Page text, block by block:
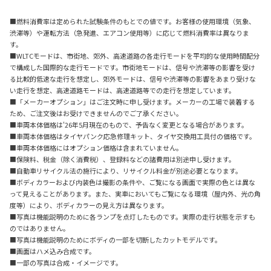
■燃料消費率は定められた試験条件のもとでの値です。お客様の使用環境（気象、
渋滞等）や運転方法（急発進、エアコン使用等）に応じて燃料消費率は異なりま
す。
■WLTCモードは、市街地、郊外、高速道路の各走行モードを平均的な使用時間配分
で構成した国際的な走行モードです。市街地モードは、信号や渋滞等の影響を受け
る比較的低速な走行を想定し、郊外モードは、信号や渋滞等の影響をあまり受けな
い走行を想定、高速道路モードは、高速道路等での走行を想定しています。
■「メーカーオプション」はご注文時に申し受けます。メーカーの工場で装着する
ため、ご注文後はお受けできませんのでご了承ください。
■車両本体価格は'26年5月現在のもので、予告なく変更となる場合があります。
■車両本体価格はタイヤパンク応急修理キット、タイヤ交換用工具付の価格です。
■車両本体価格にはオプション価格は含まれていません。
■保険料、税金（除く消費税）、登録料などの諸費用は別途申し受けます。
■自動車リサイクル法の施行により、リサイクル料金が別途必要となります。
■ボディカラーおよび内装色は撮影の条件や、ご覧になる画面で実際の色とは異な
って見えることがあります。また、実車においてもご覧になる環境（屋内外、光の角
度等）により、ボディカラーの見え方は異なります。
■写真は機能説明のために各ランプを点灯したものです。実際の走行状態を示すも
のではありません。
■写真は機能説明のためにボディの一部を切断したカットモデルです。
■画面はハメ込み合成です。
■一部の写真は合成・イメージです。